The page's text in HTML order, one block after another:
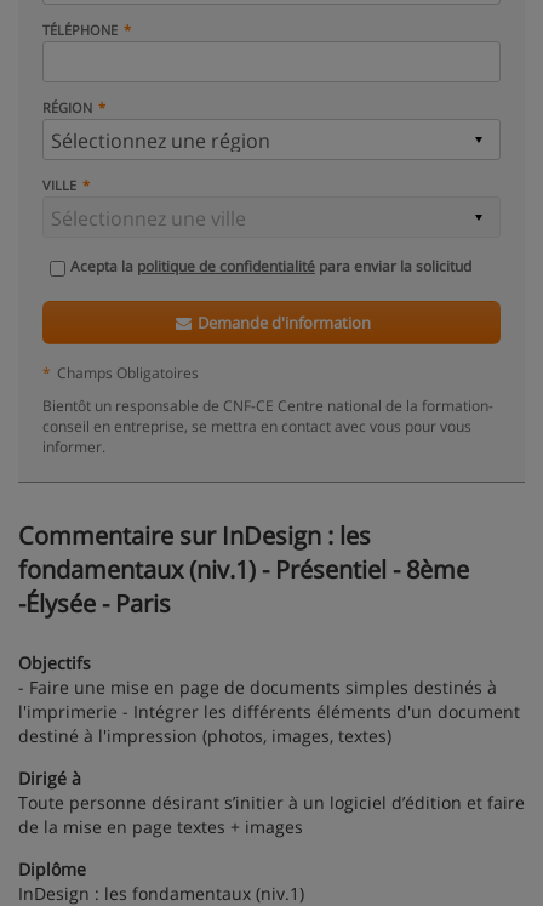
TÉLÉPHONE
RÉGION
VILLE
Acepta la politique de confidentialité para enviar la solicitud
Demande d'information
* Champs Obligatoires
Bientôt un responsable de CNF-CE Centre national de la formation-
conseil en entreprise, se mettra en contact avec vous pour vous
informer.
Commentaire sur InDesign : les
fondamentaux (niv.1) - Présentiel - 8ème
-Élysée - Paris
Objectifs
- Faire une mise en page de documents simples destinés à
l'imprimerie - Intégrer les différents éléments d'un document
destiné à l'impression (photos, images, textes)
Dirigé à
Toute personne désirant s’initier à un logiciel d’édition et faire
de la mise en page textes + images
Diplôme
InDesign : les fondamentaux (niv.1)